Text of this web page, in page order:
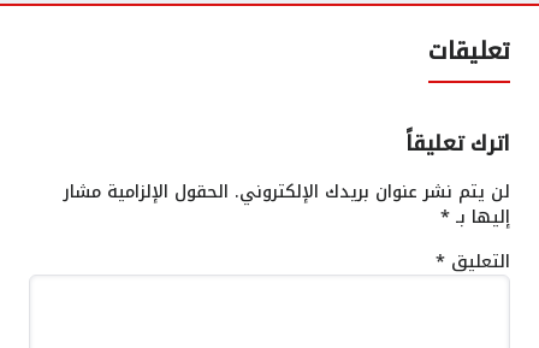
تعليقات
اترك تعليقاً
لن يتم نشر عنوان بريدك الإلكتروني. الحقول الإلزامية مشار
إليها بـ*
التعليق *